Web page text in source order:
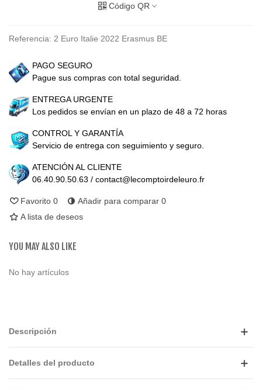
Código QR
Referencia: 2 Euro Italie 2022 Erasmus BE
PAGO SEGURO
Pague sus compras con total seguridad.
ENTREGA URGENTE
Los pedidos se envían en un plazo de 48 a 72 horas
CONTROL Y GARANTÍA
Servicio de entrega con seguimiento y seguro.
ATENCIÓN AL CLIENTE
06.40.90.50.63 / contact@lecomptoirdeleuro.fr
Favorito 0 Añadir para comparar 0
A lista de deseos
YOU MAY ALSO LIKE
No hay artículos
Descripción
Detalles del producto